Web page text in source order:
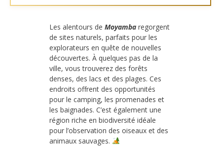
Les alentours de Moyamba regorgent
de sites naturels, parfaits pour les
explorateurs en quête de nouvelles
découvertes. À quelques pas de la
ville, vous trouverez des forêts
denses, des lacs et des plages. Ces
endroits offrent des opportunités
pour le camping, les promenades et
les baignades. C’est également une
région riche en biodiversité idéale
pour l’observation des oiseaux et des
animaux sauvages.